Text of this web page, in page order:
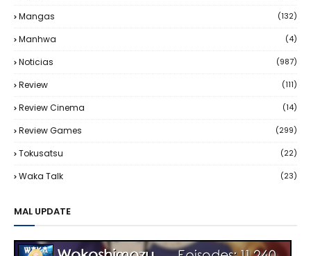
Mangas (132)
Manhwa (4)
Noticias (987)
Review (111)
Review Cinema (14)
Review Games (299)
Tokusatsu (22)
Waka Talk (23)
MAL UPDATE